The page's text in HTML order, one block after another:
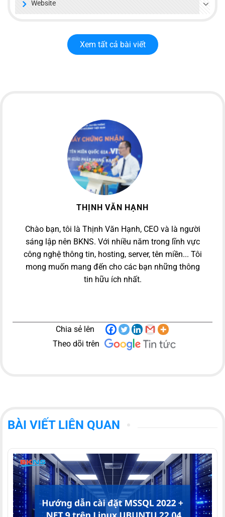
Website
Xem tất cả bài viết
THỊNH VĂN HẠNH
Chào bạn, tôi là Thịnh Văn Hạnh, CEO và là người
sáng lập nên BKNS. Với nhiều năm trong lĩnh vực
công nghệ thông tin, hosting, server, tên miền... Tôi
mong muốn mang đến cho các bạn những thông
tin hữu ích nhất.
Chia sẻ lên
Theo dõi trên
BÀI VIẾT LIÊN QUAN